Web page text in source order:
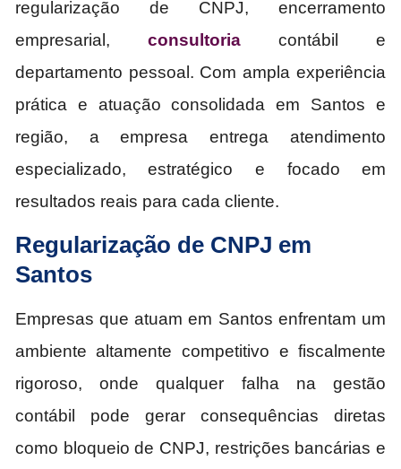
regularização de CNPJ, encerramento
empresarial, consultoriacontábil e
departamento pessoal. Com ampla experiência
prática e atuação consolidada em Santos e
região, a empresa entrega atendimento
especializado, estratégico e focado em
resultados reais para cada cliente.
Regularização de CNPJ em
Santos
Empresas que atuam em Santos enfrentam um
ambiente altamente competitivo e fiscalmente
rigoroso, onde qualquer falha na gestão
contábil pode gerar consequências diretas
como bloqueio de CNPJ, restrições bancárias e